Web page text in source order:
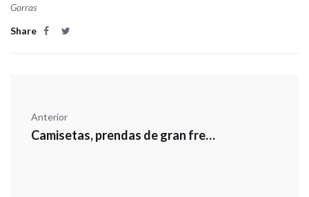
Gorras
Share
Anterior
Camisetas, prendas de gran frescura y versatilidad